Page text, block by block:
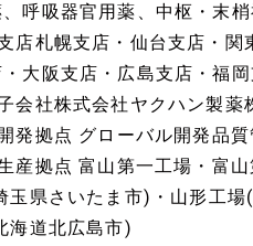
呼吸器官用薬、中枢・末
店札幌支店・仙台支店・関
大阪支店・広島支店・福
会社株式会社ヤクハン製薬
発拠点 グローバル開発品
産拠点 富山第一工場・富
玉県さいたま市)・山形工
海道北広島市)